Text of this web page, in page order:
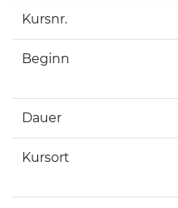
Kursnr.
Beginn
Dauer
Kursort